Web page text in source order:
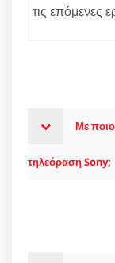
τις επόμενες
Με
τηλεόραση Sony;